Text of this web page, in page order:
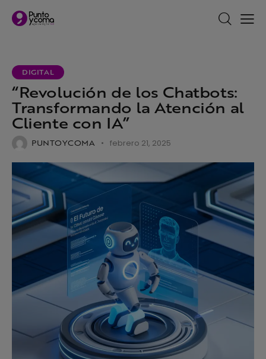
DIGITAL
“Revolución de los Chatbots:
Transformando la Atención al
Cliente con IA”
PUNTOYCOMA febrero 21, 2025